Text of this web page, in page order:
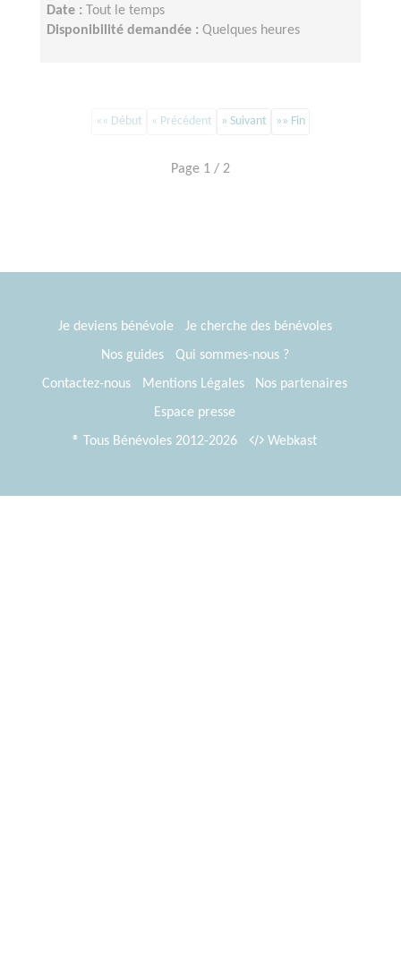
Date :
Tout le temps
Disponibilité demandée : Quelques heures
«« Début « Précédent » Suivant »» Fin
Page 1 / 2
Je deviens bénévole
Je cherche des bénévoles
Nos guides
Qui sommes-nous ?
Contactez-nous
Mentions Légales
Nos partenaires
Espace presse
® Tous Bénévoles 2012-2026
Webkast